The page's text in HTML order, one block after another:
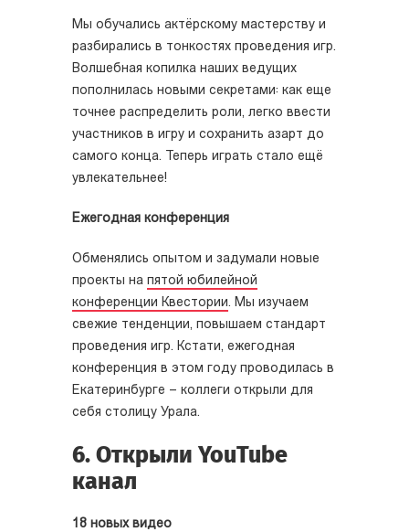
Мы обучались актёрскому мастерству и
разбирались в тонкостях проведения игр.
Волшебная копилка наших ведущих
пополнилась новыми секретами: как еще
точнее распределить роли, легко ввести
участников в игру и сохранить азарт до
самого конца. Теперь играть стало ещё
увлекательнее!
Ежегодная конференция
Обменялись опытом и задумали новые
проекты на пятой юбилейной
конференции Квестории. Мы изучаем
свежие тенденции, повышаем стандарт
проведения игр. Кстати, ежегодная
конференция в этом году проводилась в
Екатеринбурге – коллеги открыли для
себя столицу Урала.
6. Открыли YouTube
канал
18 новых видео